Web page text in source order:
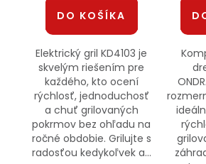
DO KOŠÍKA
Elektrický gril KD4103 je
skvelým riešením pre
každého, kto ocení
rýchlosť, jednoduchosť
a chuť grilovaných
pokrmov bez ohľadu na
ročné obdobie. Grilujte s
radosťou kedykoľvek a...